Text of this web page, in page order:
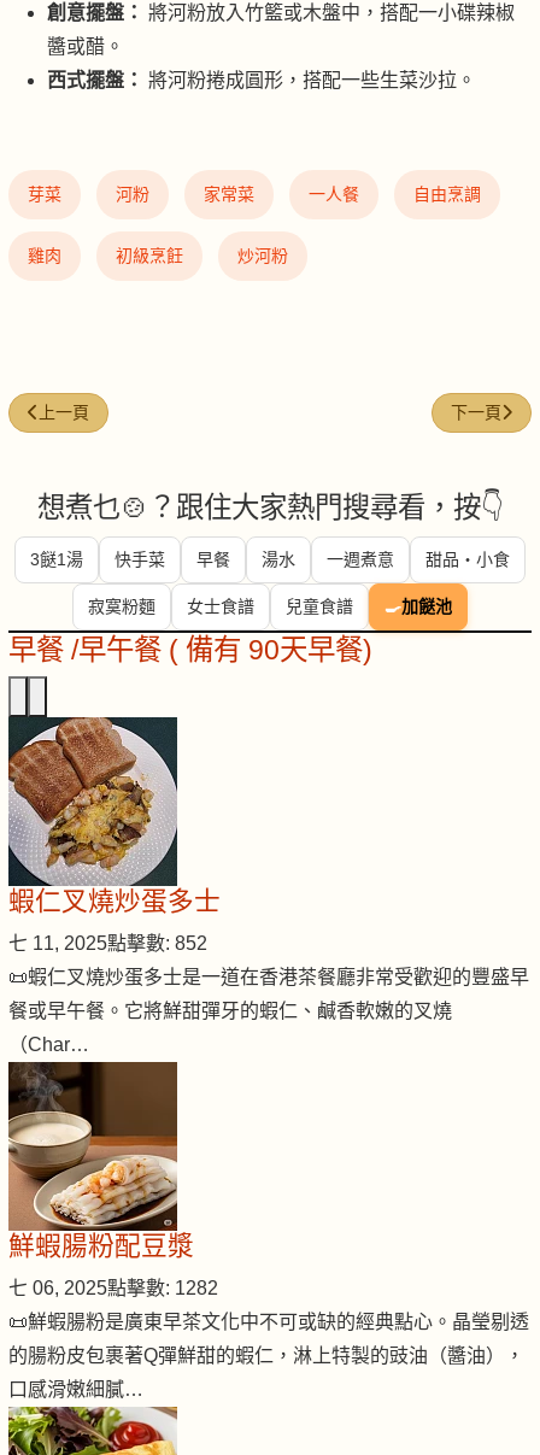
創意擺盤： 將河粉放入竹籃或木盤中，搭配一小碟辣椒
醬或醋。
西式擺盤： 將河粉捲成圓形，搭配一些生菜沙拉。
芽菜 河粉 家常菜 一人餐 自由烹調
雞肉 初級烹飪 炒河粉
上一篇文章: 菜肉餃子
上一頁 下一篇文章
下一頁
想煮乜🍲？跟住大家熱門搜尋看，按👇
3餸1湯 快手菜 早餐 湯水 一週煮意 甜品・小食
寂寞粉麵 女士食譜 兒童食譜 🍳加餸池
早餐 /早午餐 ( 備有 90天早餐)
蝦仁叉燒炒蛋多士
七 11, 2025點擊數: 852
📜蝦仁叉燒炒蛋多士是一道在香港茶餐廳非常受歡迎的豐盛早
餐或早午餐。它將鮮甜彈牙的蝦仁、鹹香軟嫩的叉燒
（Char…
鮮蝦腸粉配豆漿
七 06, 2025點擊數: 1282
📜鮮蝦腸粉是廣東早茶文化中不可或缺的經典點心。晶瑩剔透
的腸粉皮包裹著Q彈鮮甜的蝦仁，淋上特製的豉油（醬油），
口感滑嫩細膩…